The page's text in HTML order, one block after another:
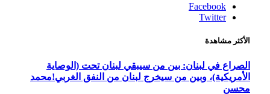
Facebook
Twitter
الأكثر مشاهدة
الصراع في لبنان: بين من سيبقي لبنان تحت (الوصاية
الأمريكية)، وبين من سيخرج لبنان من النفق الغربي!محمد
محسن